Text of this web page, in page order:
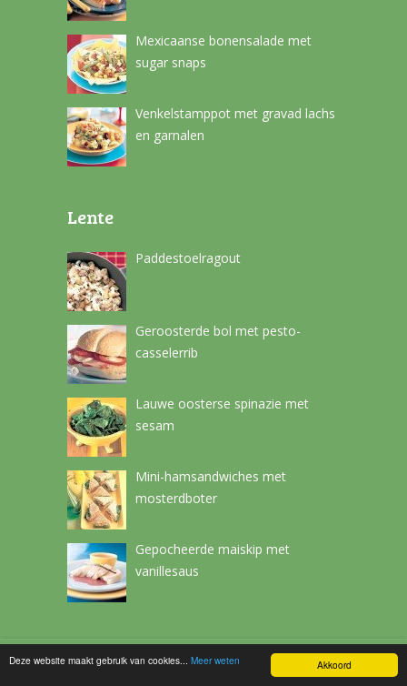
Akkoord
Deze website maakt gebruik van cookies... Meer weten
Mexicaanse bonensalade met
sugar snaps
Venkelstamppot met gravad lachs
en garnalen
Lente
Paddestoelragout
Geroosterde bol met pesto-
casselerrib
Lauwe oosterse spinazie met
sesam
Mini-hamsandwiches met
mosterdboter
Gepocheerde maiskip met
vanillesaus
NetchefCopyright © 2026.